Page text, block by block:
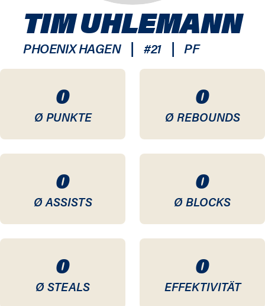
0
Ø PUNKTE
0
Ø REBOUNDS
0
Ø ASSISTS
0
Ø BLOCKS
0
Ø STEALS
0
EFFEKTIVITÄT
TIM UHLEMANN
PHOENIX HAGEN | #21 | PF